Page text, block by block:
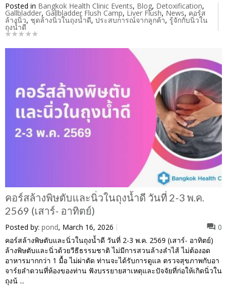
Posted in Bangkok Health Clinic Events, Blog, Detoxification,
Gallbladder, Gallbladder Flush Camp, Liver Flush, News, คอร์ส
ล้างนิ่ว, ชุดล้างนิ่วในถุงน้ำดี, ประสบการณ์จากลูกค้า, รู้จักกับนิ่วใน
ถุงน้ำดี
คอร์สล้างพิษตับและนิ่วในถุงน้ำดี วันที่ 2-3 พ.ค.
2569 (เสาร์- อาทิตย์)
Posted by: pond, March 16, 2026
0
คอร์สล้างพิษตับและนิ่วในถุงน้ำดี วันที่ 2-3 พ.ค. 2569 (เสาร์- อาทิตย์)
ล้างพิษตับและนิ่วด้วยวีธีธรรมชาติ ไม่มีการสวนล้างลำไส้ ไม่ต้องอด
อาหารมากกว่า 1 มื้อ ไม่ผ่าตัด ท่านจะได้รับการดูแล ตรวจสุขภาพกับอา
จาร์ยลำดวนที่ห้องของท่าน ฟังบรรยายสาเหตุและปัจจัยที่ก่อให้เกิดนิ่วใน
ถุงน้ ...